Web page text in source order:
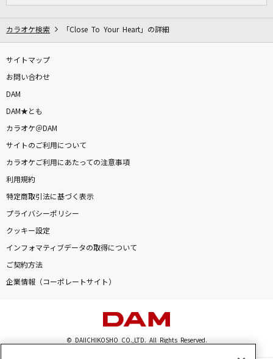
カラオケ検索 「Close To Your Heart」の詳細
サイトマップ
お問い合わせ
DAM
DAM★とも
カラオケ＠DAM
サイトのご利用について
カラオケご利用にあたっての注意事項
利用規約
特定商取引法に基づく表示
プライバシーポリシー
クッキー設定
インフォマティブデータの取得について
ご契約方法
企業情報（コーポレートサイト）
© DAIICHIKOSHO CO.,LTD. All Rights Reserved.